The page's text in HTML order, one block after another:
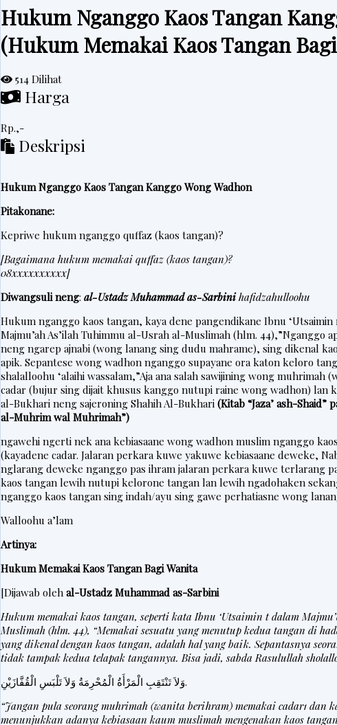
Hukum Nganggo Kaos Tangan
(Hukum Memakai Kaos Tangan
514 Dilihat
Harga
Rp.,-
Deskripsi
Hukum Nganggo Kaos Tangan Kanggo Wong Wadhon
Pitakonane:
Kepriwe hukum nganggo quffaz (kaos tangan)?
[Bagaimana hukum memakai quffaz (kaos tangan)?
08xxxxxxxxxx]
Diwangsuli neng: al-Ustadz Muhammad as-Sarbinihafidzahulloohu
Hukum nganggo kaos tangan, kaya dene pangendikane Ibnu
Majmu’ah As’ilah Tuhimmu al-Usrah al-Muslimah (hlm. 44),”Nganggo
neng ngarep ajnabi (wong lanang sing dudu mahrame), sing dikenal
apik. Sepantese wong wadhon nganggo supayane ora katon keloro
shalalloohu ‘alaihi wassalam,”Aja ana salah sawijining wong muhrimah
cadar (bujur sing dijait khusus kanggo nutupi raine wong wadhon) lan
al-Bukhari neng sajeroning Shahih Al-Bukhari (Kitab “Jaza’ ash-Shaid”
al-Muhrim wal Muhrimah”)
ngawehi ngerti nek ana kebiasaane wong wadhon muslim nganggo
(kayadene cadar. Jalaran perkara kuwe yakuwe kebiasaane deweke,
nglarang deweke nganggo pas ihram jalaran perkara kuwe terlarang
kaos tangan lewih nutupi kelorone tangan lan lewih ngadohaken
nganggo kaos tangan sing indah/ayu sing gawe perhatiasne wong
Walloohu a’lam
Artinya:
Hukum Memakai Kaos Tangan Bagi Wanita
[Dijawab oleh al-Ustadz Muhammad as-Sarbini
Hukum memakai kaos tangan, seperti kata Ibnu ‘Utsaimin t dalam
Muslimah (hlm. 44), “Memakai sesuatu yang menutup kedua tangan di
yang dikenal dengan kaos tangan, adalah hal yang baik. Sepantasnya
tidak tampak kedua telapak tangannya. Bisa jadi, sabda Rasulullah
وَلاَ تَنْتَقِبِ الْمَرْأَةُ الْمُحْرِمَةُ وَلاَ تَلْبَسِ الْقُفَّازَيْنِ.
“Jangan pula seorang muhrimah (wanita berihram) memakai cadar1 dan
menunjukkan adanya kebiasaan kaum muslimah mengenakan kaos